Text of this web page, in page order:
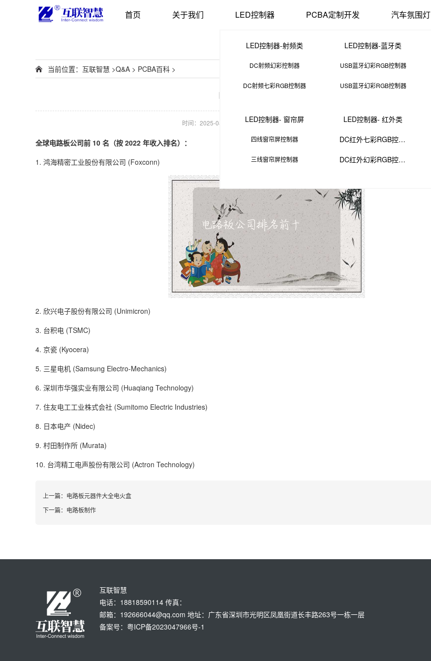
首页 关于我们 LED控制器
LED控制器-射频类
DC射频幻彩控制器
DC射频七彩RGB控制器
LED控制器-蓝牙类
USB蓝牙幻彩RGB控制器
USB蓝牙幻彩RGB控制器
LED控制器- 窗帘屏
四线窗帘屏控制器
三线窗帘屏控制器
LED控制器- 红外类
DC红外七彩RGB控制器
DC红外幻彩RGB控制器
PCBA定制开发 汽车氛围灯
当前位置： 互联智慧 >Q&A > PCBA百科 >
电路板公司排名前十
时间：2025-08-11 11:44:00 来源：PCBA 次
全球电路板公司前 10 名（按 2022 年收入排名）：
1. 鸿海精密工业股份有限公司 (Foxconn)
2. 欣兴电子股份有限公司 (Unimicron)
3. 台积电 (TSMC)
4. 京瓷 (Kyocera)
5. 三星电机 (Samsung Electro-Mechanics)
6. 深圳市华强实业有限公司 (Huaqiang Technology)
7. 住友电工工业株式会社 (Sumitomo Electric Industries)
8. 日本电产 (Nidec)
9. 村田制作所 (Murata)
10. 台湾精工电声股份有限公司 (Actron Technology)
上一篇： 电路板元器件大全电火盒
下一篇： 电路板制作
互联智慧
电话：18818590114 传真：
邮箱：192666044@qq.com 地址：广东省深圳市光明区凤凰街道长丰路263号一栋一层
备案号：粤ICP备2023047966号-1